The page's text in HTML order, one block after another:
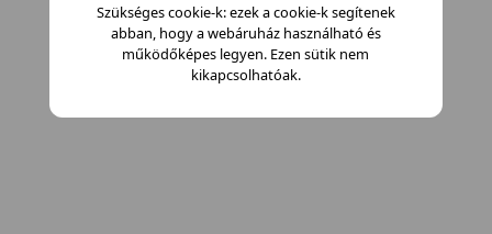
Szükséges cookie-k: ezek a cookie-k segítenek
abban, hogy a webáruház használható és
működőképes legyen. Ezen sütik nem
kikapcsolhatóak.